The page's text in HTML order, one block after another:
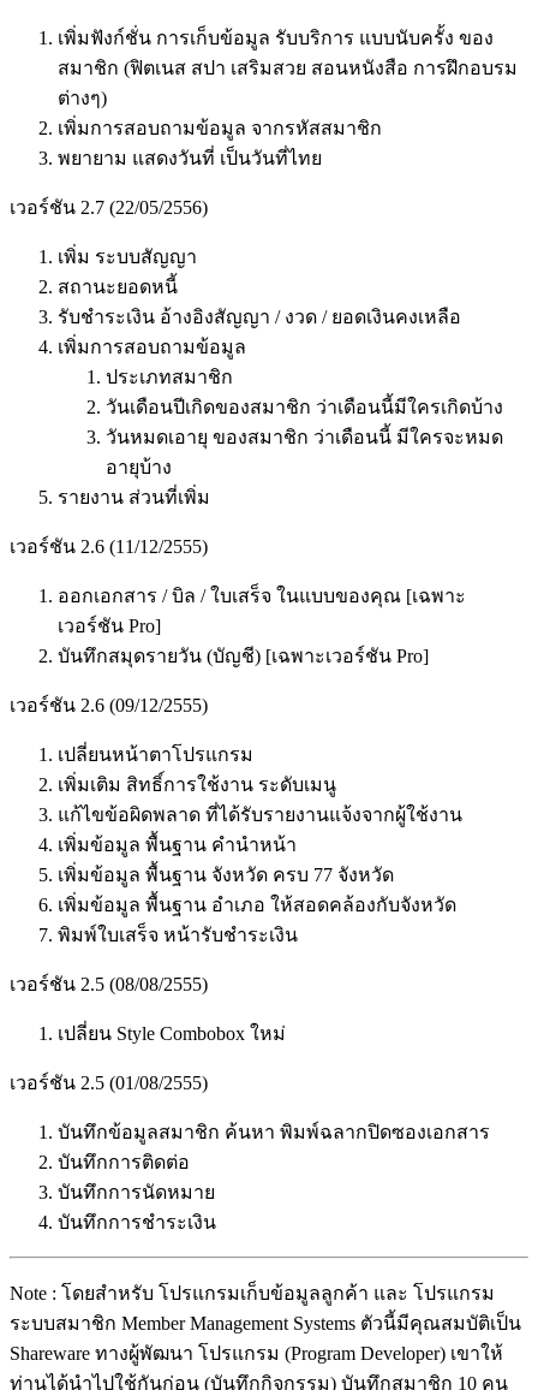
เพิ่มฟังก์ชั่น การเก็บข้อมูล รับบริการ แบบนับครั้ง ของ
สมาชิก (ฟิตเนส สปา เสริมสวย สอนหนังสือ การฝึกอบรม
ต่างๆ)
เพิ่มการสอบถามข้อมูล จากรหัสสมาชิก
พยายาม แสดงวันที่ เป็นวันที่ไทย
เวอร์ชัน 2.7 (22/05/2556)
เพิ่ม ระบบสัญญา
สถานะยอดหนี้
รับชำระเงิน อ้างอิงสัญญา / งวด / ยอดเงินคงเหลือ
เพิ่มการสอบถามข้อมูล
ประเภทสมาชิก
วันเดือนปีเกิดของสมาชิก ว่าเดือนนี้มีใครเกิดบ้าง
วันหมดเอายุ ของสมาชิก ว่าเดือนนี้ มีใครจะหมด
อายุบ้าง
รายงาน ส่วนที่เพิ่ม
เวอร์ชัน 2.6 (11/12/2555)
ออกเอกสาร / บิล / ใบเสร็จ ในแบบของคุณ [เฉพาะ
เวอร์ชัน Pro]
บันทึกสมุดรายวัน (บัญชี) [เฉพาะเวอร์ชัน Pro]
เวอร์ชัน 2.6 (09/12/2555)
เปลี่ยนหน้าตาโปรแกรม
เพิ่มเติม สิทธิ์การใช้งาน ระดับเมนู
แก้ไขข้อผิดพลาด ที่ได้รับรายงานแจ้งจากผู้ใช้งาน
เพิ่มข้อมูล พื้นฐาน คำนำหน้า
เพิ่มข้อมูล พื้นฐาน จังหวัด ครบ 77 จังหวัด
เพิ่มข้อมูล พื้นฐาน อำเภอ ให้สอดคล้องกับจังหวัด
พิมพ์ใบเสร็จ หน้ารับชำระเงิน
เวอร์ชัน 2.5 (08/08/2555)
เปลี่ยน Style Combobox ใหม่
เวอร์ชัน 2.5 (01/08/2555)
บันทึกข้อมูลสมาชิก ค้นหา พิมพ์ฉลากปิดซองเอกสาร
บันทึกการติดต่อ
บันทึกการนัดหมาย
บันทึกการชำระเงิน
Note : โดยสำหรับ โปรแกรมเก็บข้อมูลลูกค้า และ โปรแกรม
ระบบสมาชิก Member Management Systems ตัวนี้มีคุณสมบัติเป็น
Shareware ทางผู้พัฒนา โปรแกรม (Program Developer) เขาให้
ท่านได้นำไปใช้กันก่อน (บันทึกกิจกรรม) บันทึกสมาชิก 10 คน